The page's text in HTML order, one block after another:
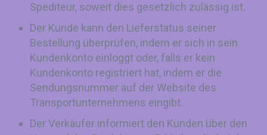
Spediteur, soweit dies gesetzlich zulässig ist.
Der Kunde kann den Lieferstatus seiner
Bestellung überprüfen, indem er sich in sein
Kundenkonto einloggt oder, falls er kein
Kundenkonto registriert hat, indem er die
Sendungsnummer auf der Website des
Transportunternehmens eingibt.
Der Verkäufer informiert den Kunden über den